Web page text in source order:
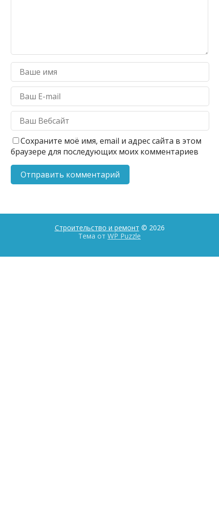
Сохраните моё имя, email и адрес сайта в этом
браузере для последующих моих комментариев
Строительство и ремонт © 2026
Тема от WP Puzzle